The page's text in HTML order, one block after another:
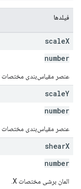
فیلدها
scaleX
number
عنصر مقیاس‌بندی مختصات X.
scaleY
number
عنصر مقیاس‌بندی مختصات Y.
shearX
number
المان برشی مختصات X.